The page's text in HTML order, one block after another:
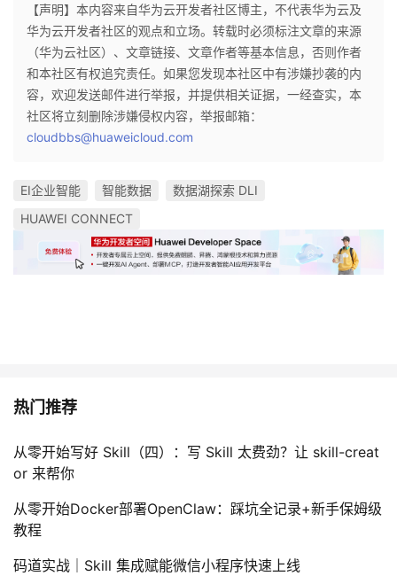
【声明】本内容来自华为云开发者社区博主，不代表华为云及
华为云开发者社区的观点和立场。转载时必须标注文章的来源
（华为云社区）、文章链接、文章作者等基本信息，否则作者
和本社区有权追究责任。如果您发现本社区中有涉嫌抄袭的内
容，欢迎发送邮件进行举报，并提供相关证据，一经查实，本
社区将立刻删除涉嫌侵权内容，举报邮箱：
cloudbbs@huaweicloud.com
EI企业智能 智能数据
数据湖探索 DLI
HUAWEI CONNECT
热门推荐
从零开始写好 Skill（四）：写 Skill 太费劲？让 skill-creat
or 来帮你
从零开始Docker部署OpenClaw：踩坑全记录+新手保姆级
教程
码道实战｜Skill 集成赋能微信小程序快速上线